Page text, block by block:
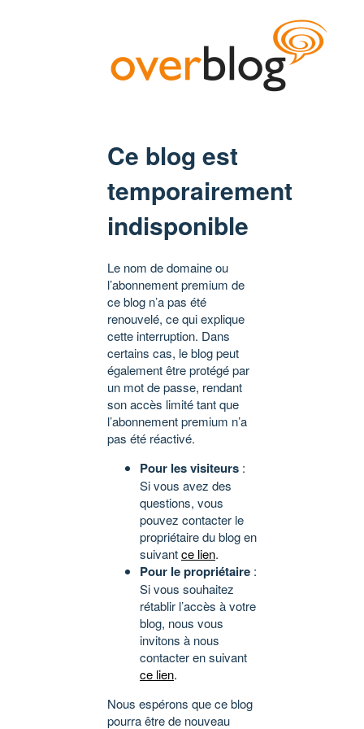
Ce blog est
temporairement
indisponible
Le nom de domaine ou
l’abonnement premium de
ce blog n’a pas été
renouvelé, ce qui explique
cette interruption. Dans
certains cas, le blog peut
également être protégé par
un mot de passe, rendant
son accès limité tant que
l’abonnement premium n’a
pas été réactivé.
Pour les visiteurs :
Si vous avez des
questions, vous
pouvez contacter le
propriétaire du blog en
suivantce lien.
Pour le propriétaire :
Si vous souhaitez
rétablir l’accès à votre
blog, nous vous
invitons à nous
contacter en suivant
ce lien.
Nous espérons que ce blog
pourra être de nouveau